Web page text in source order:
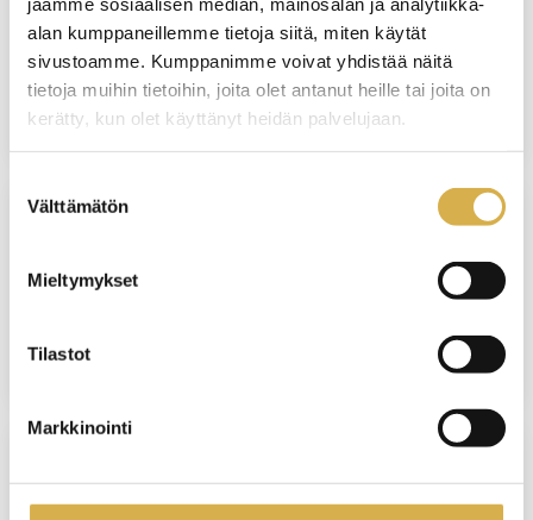
alan kumppaneillemme tietoja siitä, miten käytät
sivustoamme. Kumppanimme voivat yhdistää näitä
tietoja muihin tietoihin, joita olet antanut heille tai joita on
kerätty, kun olet käyttänyt heidän palvelujaan.
valinta
Välttämätön
Mieltymykset
Tilastot
Markkinointi
Henkilöstöhallinnon osaamisala |
Liiketoiminnan erikoisammattitutkinto
JATKUVA HAKU
Matkailupalvelujen ammattitutkinto
Nepsytietoa koulujen työyhteisöille